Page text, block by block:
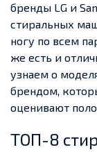
бренды LG и
стиральных
ногу по всем
же есть и
узнаем о
брендом,
оценивают
ТОП-8